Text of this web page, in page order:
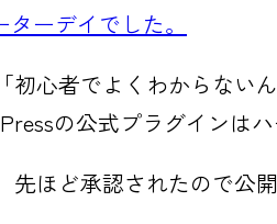
ーデイでした。
心者でよくわからない
の公式プラグインは
ほど承認されたので公